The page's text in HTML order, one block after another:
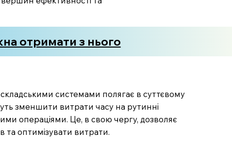
отримати з нього
складськими системами полягає в суттєвому
зменшити витрати часу на рутинні
операціями. Це, в свою чергу, дозволяє
та оптимізувати витрати.